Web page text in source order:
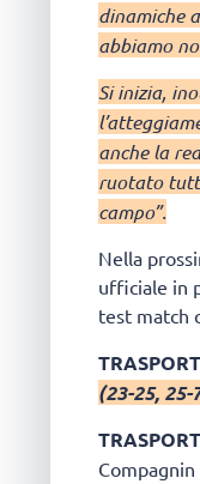
dinamiche
abbiamo
Si inizia,
anche la
ruotato
campo”.
Nella
ufficiale in
test match
(23-25, 25-